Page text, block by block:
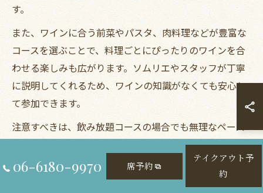
す。
また、ワインに合う前菜やパスタ、肉料理などが豊富な
コースを選ぶことで、料理ごとにぴったりのワインを合
わせる楽しみも広がります。ソムリエやスタッフが丁寧
に説明してくれるため、ワインの知識がなくても安心し
て参加できます。
注意すべきは、飲み放題コースの場合でも無理なペース
で飲みすぎないこと。翌日も元気に過ごせるよう、適度
な量を心がけましょう。実際に「いろいろなワインを少
しずつ楽しめて満足だった」という利用者の声もありま
06-6180-9970 席予約
テイクアウト予
約